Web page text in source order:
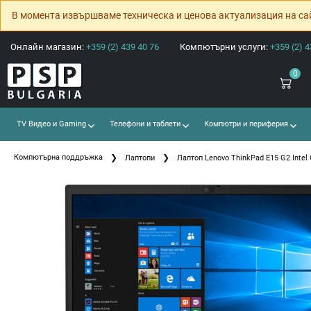
В момента извършваме техническа и ценова актуализация на
Онлайн магазин: +359 (2) 439 40 76 Компютърни услуги: +359 (2)
0
TV Видео и Gaming Телефони и таблети Компютри и периферия
Компютърна поддръжка Лаптопи Лаптоп Lenovo ThinkPad E15 G2 Intel